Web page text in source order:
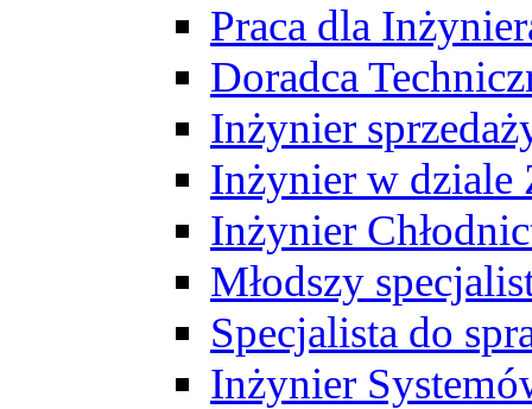
Praca dla
Doradca
Inżynier
Inżynier w dziale
Inżynier
Młodszy
Specjalista do
Inżynier